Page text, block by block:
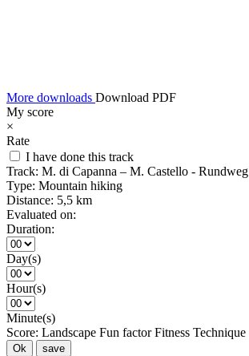
More downloads Download PDF
My score
×
Rate
I have done this track
Track: M. di Capanna – M. Castello - Rundweg
Type: Mountain hiking
Distance: 5,5 km
Evaluated on:
Duration:
Day(s)
Hour(s)
Minute(s)
Score: Landscape Fun factor Fitness Technique
Ok save